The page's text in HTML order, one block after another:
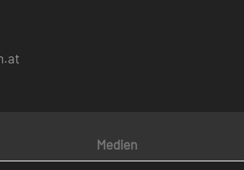
Medien